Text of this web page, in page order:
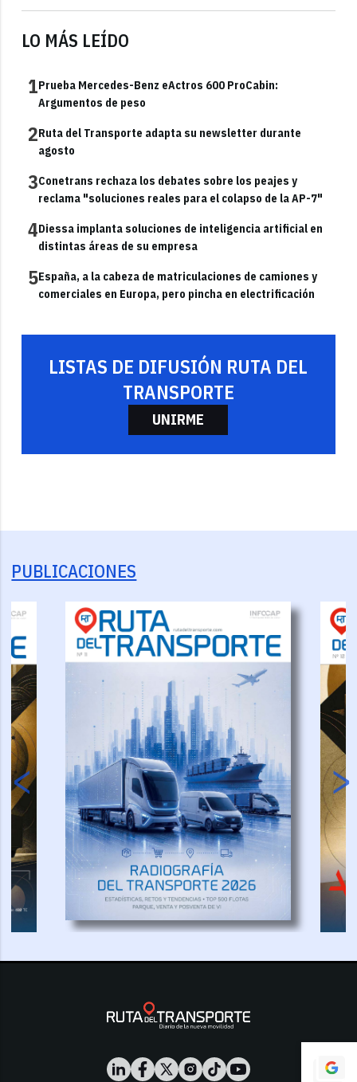
LO MÁS LEÍDO
1Prueba Mercedes-Benz eActros 600 ProCabin:
Argumentos de peso
2Ruta del Transporte adapta su newsletter durante
agosto
3Conetrans rechaza los debates sobre los peajes y
reclama "soluciones reales para el colapso de la AP-7"
4Diessa implanta soluciones de inteligencia artificial en
distintas áreas de su empresa
5España, a la cabeza de matriculaciones de camiones y
comerciales en Europa, pero pincha en electrificación
LISTAS DE DIFUSIÓN RUTA DEL
TRANSPORTE
UNIRME
PUBLICACIONES